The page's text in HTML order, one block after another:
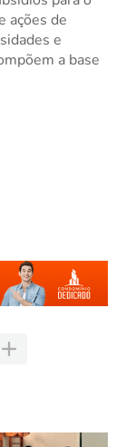
ações de
e
a base